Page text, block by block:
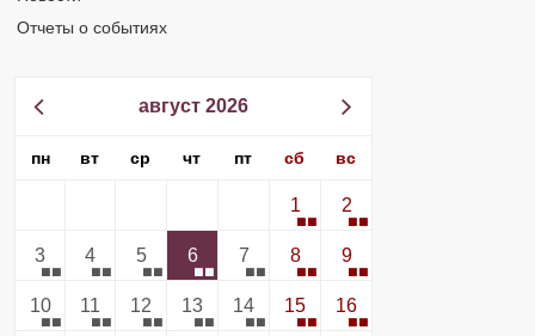
Отчеты о событиях
август 2026
пн вт ср чт пт сб вс
1 2
3 4 5 6 7 8 9
10 11 12 13 14 15 16